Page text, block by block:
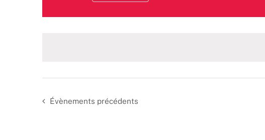
une
Évènements précédents